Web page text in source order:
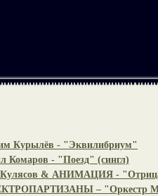
Курылёв - "Эквилибриум"
Комаров - "Поезд" (сингл)
Кулясов & АНИМАЦИЯ -
– "Оркестр